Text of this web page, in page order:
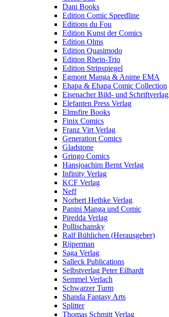
Dani Books
Edition Comic Speedline
Editions du Fou
Edition Kunst der Comics
Edition Olms
Edition Quasimodo
Edition Rhein-Trio
Edition Stripspiegel
Egmont Manga & Anime EMA
Ehapa & Ehapa Comic Collection
Eisenacher Bild- und Schriftverlag
Elefanten Press Verlag
Elmsfire Books
Finix Comics
Franz Virt Verlag
Generation Comics
Gladstone
Gringo Comics
Hansjoachim Bernt Verlag
Infinity Verlag
KCF Verlag
Neff
Norbert Hethke Verlag
Panini Manga und Comic
Piredda Verlag
Pollischansky
Ralf Bühlichen (Herausgeber)
Rijperman
Saga Verlag
Salleck Publications
Selbstverlag Peter Eilhardt
Semmel Verlach
Schwarzer Turm
Shanda Fantasy Arts
Splitter
Thomas Schmitt Verlag